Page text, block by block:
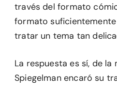
través del formato
formato
tratar un tema tan
La respuesta es sí, de la
Spiegelman encaró su